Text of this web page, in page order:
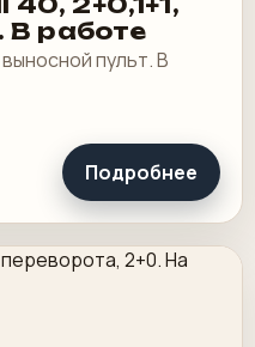
В работе
выносной пульт. В
Подробнее